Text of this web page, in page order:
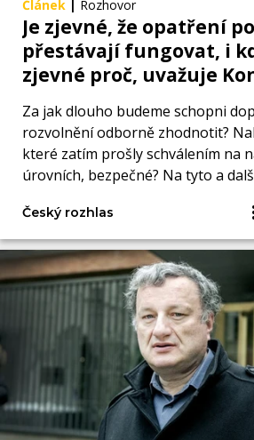
Článek Rozhovor
Je zjevné, že opatření
přestávají fungovat, i
zjevné proč, uvažuje
Za jak dlouho budeme schopni
rozvolnění odborně zhodnotit?
které zatím prošly schválením na
úrovních, bezpečné? Na tyto a
Český rozhlas